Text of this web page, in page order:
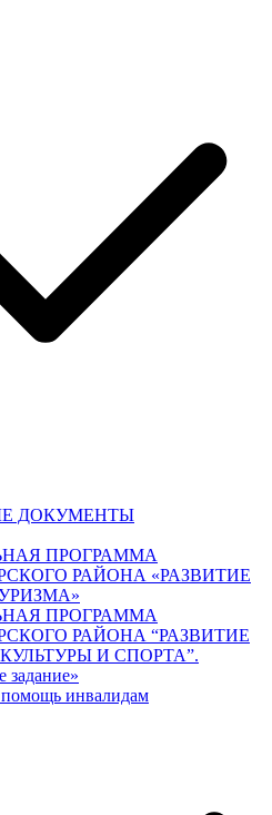
ДОКУМЕНТЫ
ПРОГРАММА
РАЙОНА «РАЗВИТИЕ
ПРОГРАММА
РАЙОНА “РАЗВИТИЕ
И СПОРТА”.
задание»
инвалидам